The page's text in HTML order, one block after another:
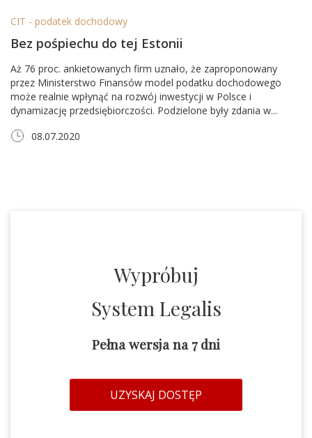
CIT - podatek dochodowy
Bez pośpiechu do tej Estonii
Aż 76 proc. ankietowanych firm uznało, że zaproponowany
przez Ministerstwo Finansów model podatku dochodowego
może realnie wpłynąć na rozwój inwestycji w Polsce i
dynamizację przedsiębiorczości. Podzielone były zdania w...
08.07.2020
Wypróbuj
System Legalis
Pełna wersja na 7 dni
UZYSKAJ DOSTĘP